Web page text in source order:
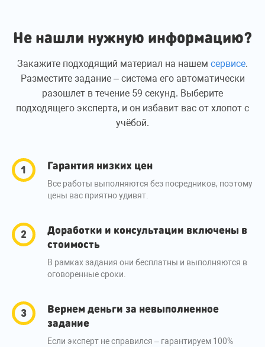
Не нашли нужную информацию?
Закажите подходящий материал на нашем сервисе.
Разместите задание – система его автоматически
разошлет в течение 59 секунд. Выберите
подходящего эксперта, и он избавит вас от хлопот с
учёбой.
Гарантия низких цен
Все работы выполняются без посредников, поэтому
цены вас приятно удивят.
Доработки и консультации включены в
стоимость
В рамках задания они бесплатны и выполняются в
оговоренные сроки.
Вернем деньги за невыполненное
задание
Если эксперт не справился – гарантируем 100%